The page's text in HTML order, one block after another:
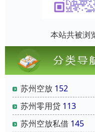
本站共被浏
苏州空放 152
苏州零用贷 113
苏州空放私借 145